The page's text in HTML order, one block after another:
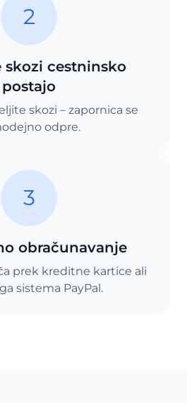
2
skozi cestninsko
postajo
skozi – zapornica se
odpre.
3
obračunavanje
prek kreditne kartice ali
sistema PayPal.